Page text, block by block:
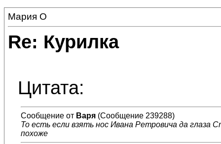
Мария О
Re: Курилка
Цитата:
Сообщение от Варя (Сообщение 239288)
То есть если взять нос Ивана Ретровича да глаза
похоже